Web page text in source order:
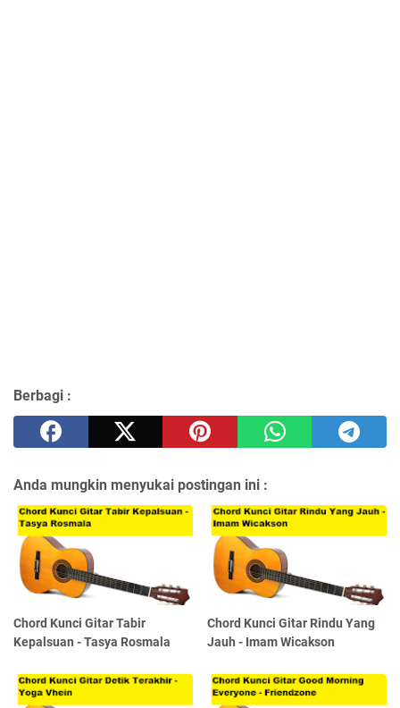
Berbagi :
Anda mungkin menyukai postingan ini :
Chord Kunci Gitar Tabir
Kepalsuan - Tasya Rosmala
Chord Kunci Gitar Rindu Yang
Jauh - Imam Wicakson